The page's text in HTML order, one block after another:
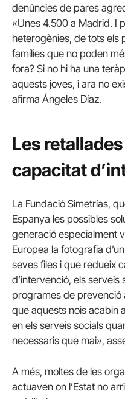
denúncies de pares
«Unes 4.500 a Madrid. I
heterogènies, de tots els
famílies que no poden
fora? Si no hi ha una
aquests joves, i ara no
afirma Ángeles Díaz.
Les
capacitat
La Fundació Simetrías,
Espanya les possibles
generació especialment
Europea la fotografia
seves files i que redueix
d’intervenció, els serveis
programes de prevenció
que aquests nois acabin
en els serveis socials
necessaris que mai»,
A més, moltes de les
actuaven on l’Estat no